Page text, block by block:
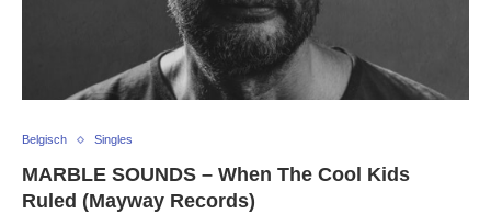
Belgisch Singles
MARBLE SOUNDS – When The Cool Kids
Ruled (Mayway Records)